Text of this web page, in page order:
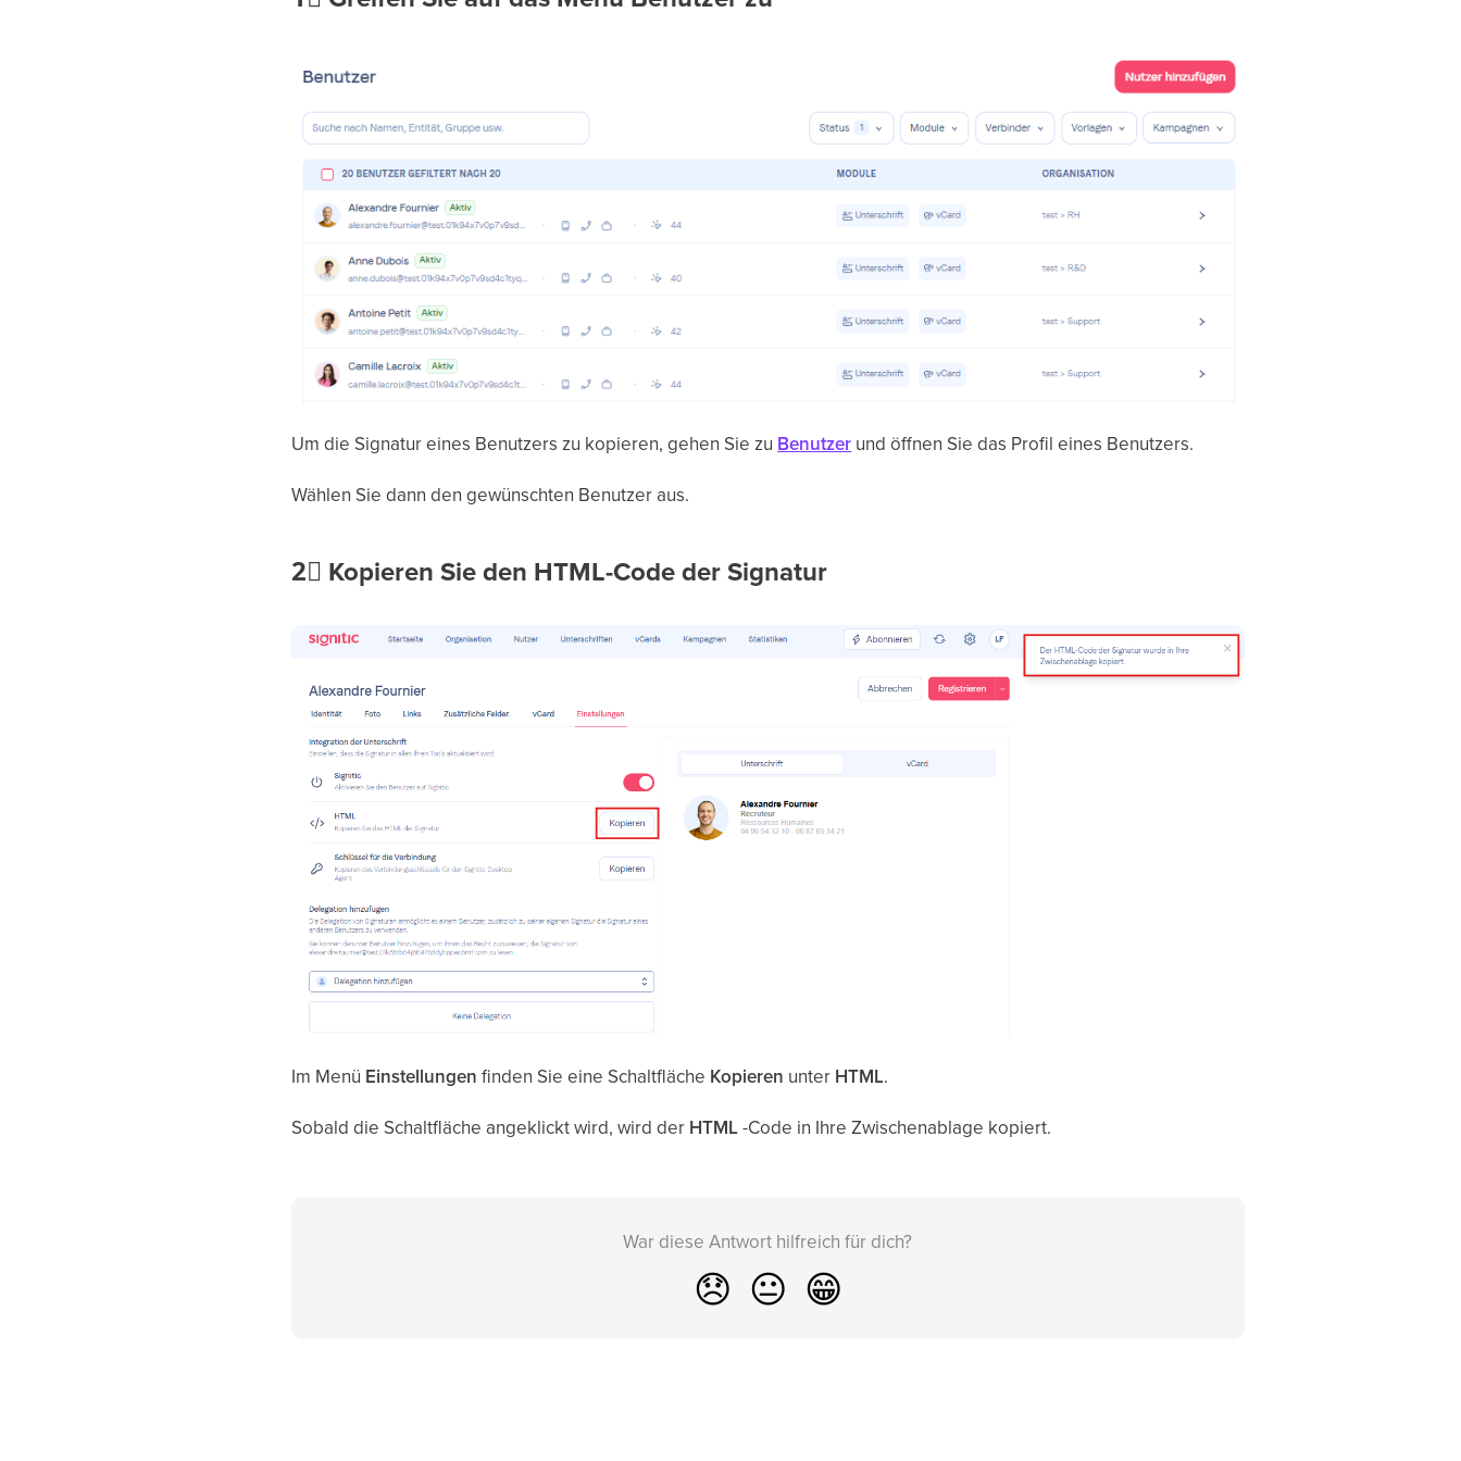
Um die Signatur eines Benutzers zu kopieren, gehen Sie zu Benutzer und öffnen Sie das Profil eines Benutzers.
Wählen Sie dann den gewünschten Benutzer aus.
2⃣ Kopieren Sie den HTML-Code der Signatur
Im Menü Einstellungenfinden Sie eine Schaltfläche Kopieren unter HTML.
Sobald die Schaltfläche angeklickt wird, wird der HTML-Code in Ihre Zwischenablage kopiert.
War diese Antwort hilfreich für dich?
😞 😐 😁